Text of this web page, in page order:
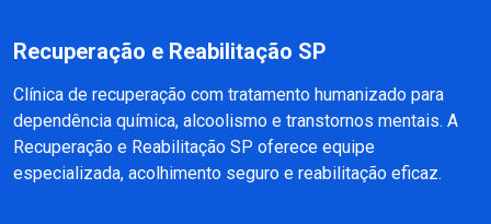
Recuperação e Reabilitação SP
Clínica de recuperação com tratamento humanizado para
dependência química, alcoolismo e transtornos mentais. A
Recuperação e Reabilitação SP oferece equipe
especializada, acolhimento seguro e reabilitação eficaz.